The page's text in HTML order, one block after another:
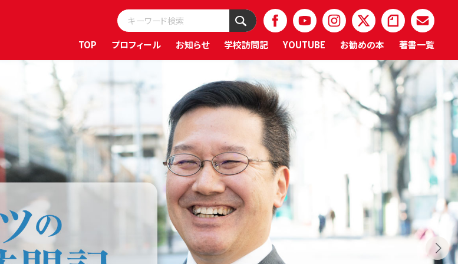
TOP プロフィール お知らせ 学校訪問記 YOUTUBE お勧めの本 著書一覧